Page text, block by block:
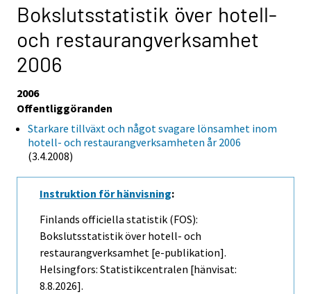
Bokslutsstatistik över hotell-
och restaurangverksamhet
2006
2006
Offentliggöranden
Starkare tillväxt och något svagare lönsamhet inom
hotell- och restaurangverksamheten år 2006
(3.4.2008)
Instruktion för hänvisning:
Finlands officiella statistik (FOS):
Bokslutsstatistik över hotell- och
restaurangverksamhet [e-publikation].
Helsingfors: Statistikcentralen [hänvisat:
8.8.2026].